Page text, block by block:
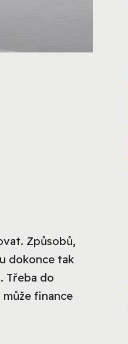
Způsobů,
dokonce tak
Třeba do
finance